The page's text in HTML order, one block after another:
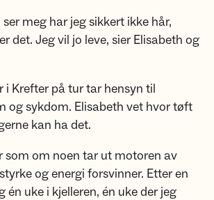
meg har jeg sikkert ikke hår,
det. Jeg vil jo leve, sier Elisabeth og
i Krefter på tur tar hensyn til
og sykdom. Elisabeth vet hvor tøft
kan ha det.
som om noen tar ut motoren av
og energi forsvinner. Etter en
én uke i kjelleren, én uke der jeg